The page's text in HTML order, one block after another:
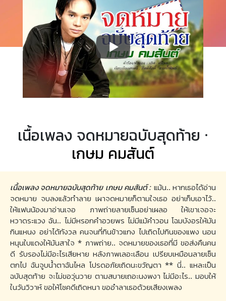
เนื้อเพลง จดหมายฉบับสุดท้าย ·
เกษม คมสันต์
เนื้อเพลง จดหมายฉบับสุดท้าย เกษม คมสันต์ : แม้น.. หากเธอได้อ่าน
จดหมาย จบลงแล้วทำลาย เผาจดหมายก็ตามใจเธอ อย่าเก็บเอาไว้..
ให้แฟนน้องมาอ่านเจอ ภาพถ่ายลายเซ็นอย่าเผลอ ให้เขาเจอจะ
หวาดระแวง ฉัน.. ไม่มีหรอกคำอวยพร ไม่มีแม้คำวอน โฉมบังอรให้มัน
กินแหนง อย่าได้กังวล คนจนที่กินข้าวแกง ไปเถิดไปกินของแพง นอน
หนุนใบแดงให้มันสาใจ * ภาพถ่าย.. จดหมายของเธอที่มี ขอส่งคืนคน
ดี รับรองไม่มีอะไรเสียหาย หลังภาพเลอะเลือน เปรียบเหมือนลายเซ็น
ตกไป ฉันจูบน้ำตาฉันไหล โปรดอภัยเถิดนะขวัญตา ** นี่.. แหละเป็น
ฉบับสุดท้าย จะไม่ขอวุ่นวาย ตามสบายเถอะนงพงา ไม่มีอะไร.. มอบให้
ในวันวิวาห์ ขอให้โชคดีเถิดหนา ขออำลาเธอด้วยเสียงเพลง